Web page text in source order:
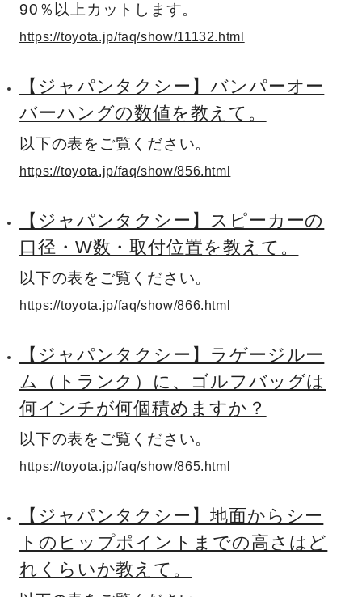
90％以上カットします。
https://toyota.jp/faq/show/11132.html
【ジャパンタクシー】バンパーオー
バーハングの数値を教えて。
以下の表をご覧ください。
https://toyota.jp/faq/show/856.html
【ジャパンタクシー】スピーカーの
口径・W数・取付位置を教えて。
以下の表をご覧ください。
https://toyota.jp/faq/show/866.html
【ジャパンタクシー】ラゲージルー
ム（トランク）に、ゴルフバッグは
何インチが何個積めますか？
以下の表をご覧ください。
https://toyota.jp/faq/show/865.html
【ジャパンタクシー】地面からシー
トのヒップポイントまでの高さはど
れくらいか教えて。